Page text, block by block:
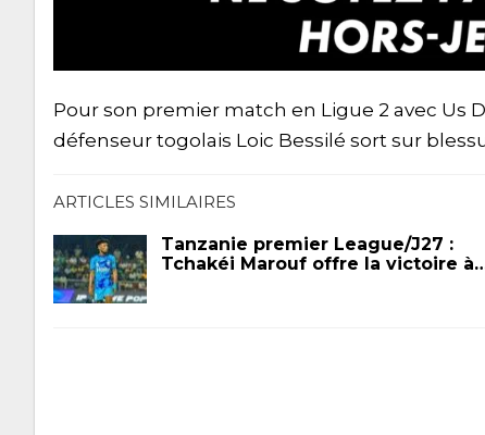
Pour son premier match en Ligue 2 avec Us
défenseur togolais Loic Bessilé sort sur
ARTICLES SIMILAIRES
Tanzanie premier League/J27 :
Tchakéi Marouf offre la victoire